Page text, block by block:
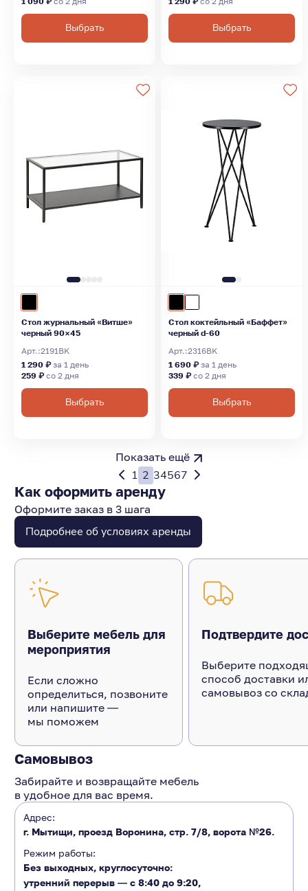
Выбрать Выбрать
Стол журнальный «Витше»
черный 90×45
Арт.:2191BK
1 290 ₽за 1 день
259 ₽со 2 дня
Выбрать
Стол коктейльный «Баффет»
черный d-60
Арт.:2316BK
1 690 ₽за 1 день
339 ₽со 2 дня
Выбрать
Показать ещё
1 2 34567
Как оформить аренду
Оформите заказ в 3 шага
Подробнее об условиях аренды
Выберите мебель для
мероприятия
Если сложно
определиться, позвоните
или напишите ―
мы поможем
Подтвердите
Выберите
способ доставки
самовывоз со
Самовывоз
Забирайте и возвращайте мебель
в удобное для вас время.
Адрес:
г. Мытищи, проезд Воронина, стр. 7/8, ворота №26.
Режим работы:
Без выходных, круглосуточно:
утренний перерыв ― с 8:40 до 9:20,